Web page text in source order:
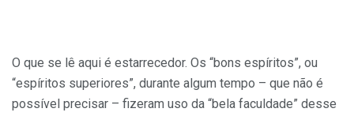
O que se lê aqui é estarrecedor. Os “bons espíritos”, ou
“espíritos superiores”, durante algum tempo – que não é
possível precisar – fizeram uso da “bela faculdade” desse